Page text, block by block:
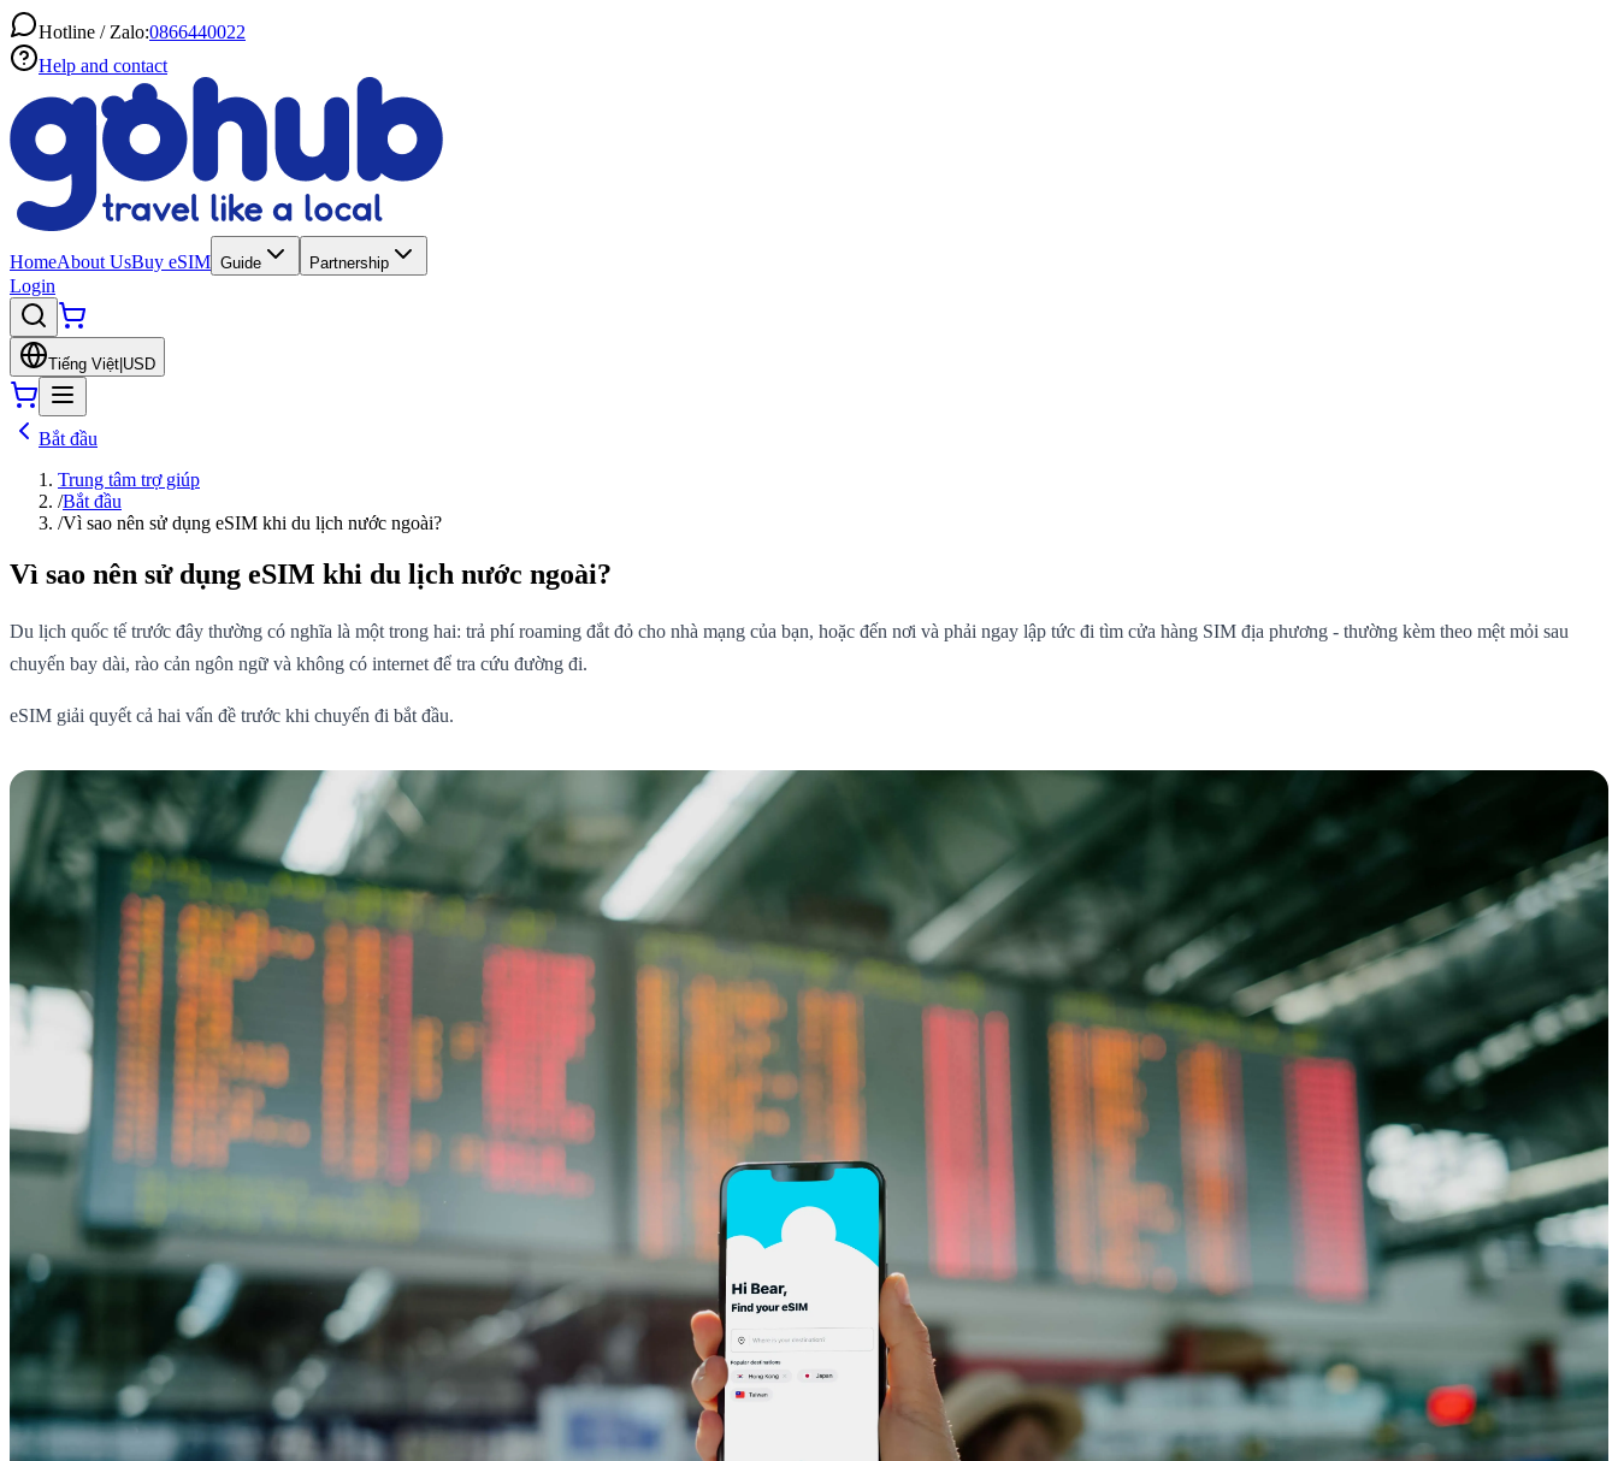
Hotline / Zalo:0866440022
Help and contact
HomeAbout UsBuy eSIM Guide Partnership
Login
Tiếng Việt USD
Bắt đầu
Trung tâm trợ giúp
/Bắt đầu
/Vì sao nên sử dụng eSIM khi du lịch nước ngoài?
Vì sao nên sử dụng eSIM khi du lịch nước ngoài?
Du lịch quốc tế trước đây thường có nghĩa là một trong hai: trả phí roaming đắt đỏ cho nhà mạng của bạn, hoặc đến nơi và phải ngay lập tức đi tìm cửa hàng SIM địa phương - thường kèm theo mệt mỏi sau
chuyến bay dài, rào cản ngôn ngữ và không có internet để tra cứu đường đi.
eSIM giải quyết cả hai vấn đề trước khi chuyến đi bắt đầu.